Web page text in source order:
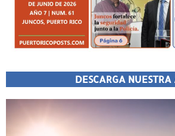
DESCARGA NUESTRA